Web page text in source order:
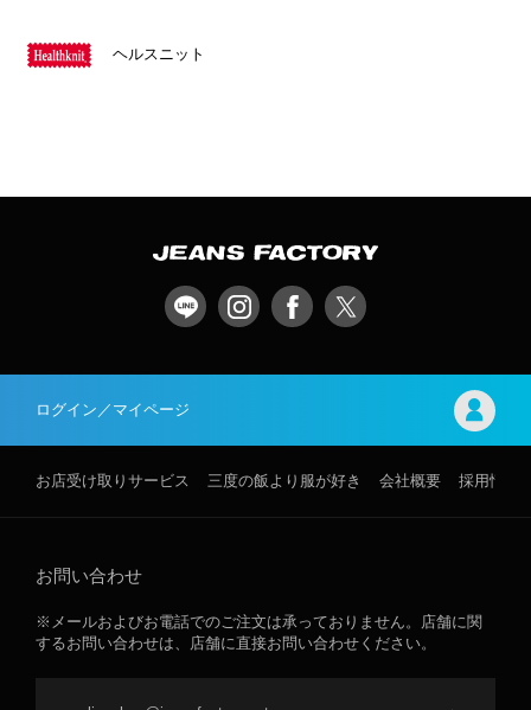
ヘルスニット
ログイン／マイページ
お店受け取りサービス 三度の飯より服が好き 会社概要 採用情報
お問い合わせ
※メールおよびお電話でのご注文は承っておりません。店舗に関
するお問い合わせは、店舗に直接お問い合わせください。